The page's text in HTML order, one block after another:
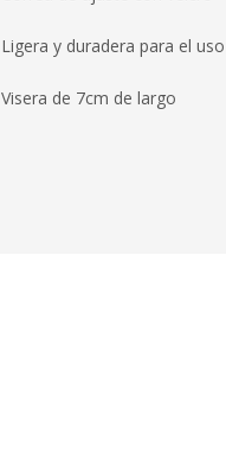
Ligera y duradera para el
Visera de 7cm de largo